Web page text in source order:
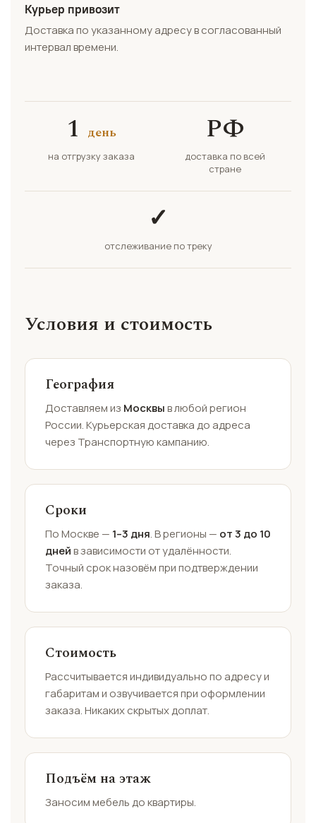
Курьер привозит
Доставка по указанному адресу в согласованный
интервал времени.
1 день
на отгрузку заказа
РФ
доставка по всей
стране
✓
отслеживание по треку
Условия и стоимость
География
Доставляем из Москвыв любой регион
России. Курьерская доставка до адреса
через Транспортную кампанию.
Сроки
По Москве — 1–3 дня. В регионы — от 3 до 10
дней
Точный срок назовём при подтверждении
заказа.
Стоимость
Рассчитывается индивидуально по адресу и
габаритам и озвучивается при оформлении
заказа. Никаких скрытых доплат.
Подъём на этаж
Заносим мебель до квартиры.